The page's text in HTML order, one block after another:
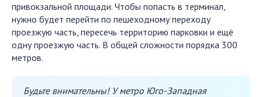
привокзальной площади. Чтобы попасть в терминал,
нужно будет перейти по пешеходному переходу
проезжую часть, пересечь территорию парковки и ещё
одну проезжую часть. В общей сложности порядка 300
метров.
Будьте внимательны! У метро Юго-Западная